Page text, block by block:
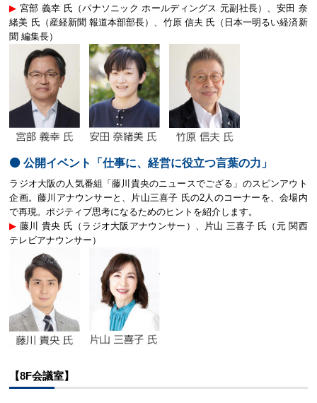
▶︎ 宮部 義幸 氏（パナソニック ホールディングス 元副社長）、安田 奈
緒美 氏（産経新聞 報道本部部長）、竹原 信夫 氏（日本一明るい経済新
聞 編集長）
⚫️ 公開イベント「仕事に、経営に役立つ言葉の力」
ラジオ大阪の人気番組「藤川貴央のニュースでござる」のスピンアウト
企画。藤川アナウンサーと、片山三喜子 氏の2人のコーナーを、会場内
で再現。ポジティブ思考になるためのヒントを紹介します。
▶︎ 藤川 貴央 氏（ラジオ大阪アナウンサー）、片山 三喜子 氏（元 関西
テレビアナウンサー）
【8F会議室】